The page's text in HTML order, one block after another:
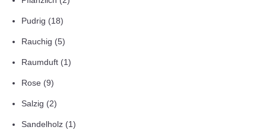
Pudrig (18)
Rauchig (5)
Raumduft (1)
Rose (9)
Salzig (2)
Sandelholz (1)